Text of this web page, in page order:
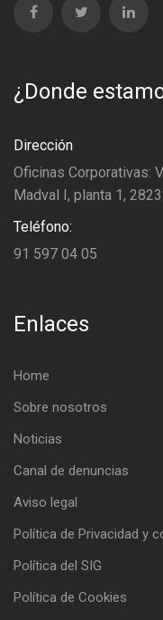
¿Donde
Dirección
Oficinas Corporativas:
Madval I, planta 1,
Teléfono:
91 597 04 05
Enlaces
Home
Sobre nosotros
Noticias
Canal de denuncias
Aviso legal
Política de Privacidad y
Política del SIG
Política de Cookies